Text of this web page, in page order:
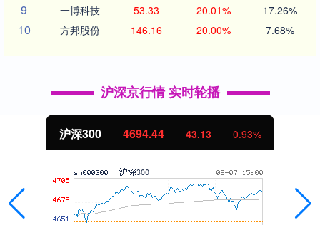
9 一博科技 53.33 20.01% 17.26%
10 方邦股份 146.16 20.00% 7.68%
沪深京行情 实时轮播
北证50 1134.24 11.37 1.01%